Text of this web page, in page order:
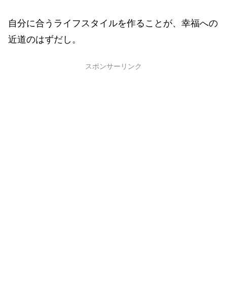
自分に合うライフスタイルを作ることが、幸福への
近道のはずだし。
スポンサーリンク